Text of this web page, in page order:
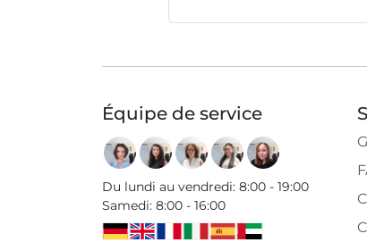
Équipe de service
Du lundi au vendredi: 8:00 - 19:00
Samedi: 8:00 - 16:00